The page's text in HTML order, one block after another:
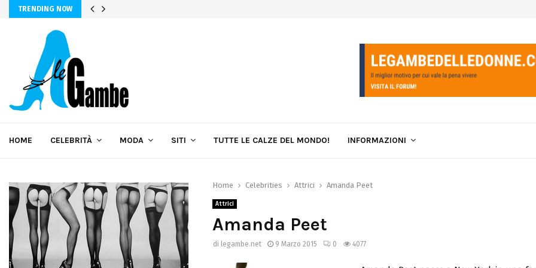
TRENDING NOW
HOME CELEBRITÀ MODA SITI TUTTE LE CALZE DEL MONDO! INFORMAZIONI
Home Celebrities Attrici Amanda Peet
Attrici
Amanda Peet
di legambe.net 9 Marzo 2015 0 4077